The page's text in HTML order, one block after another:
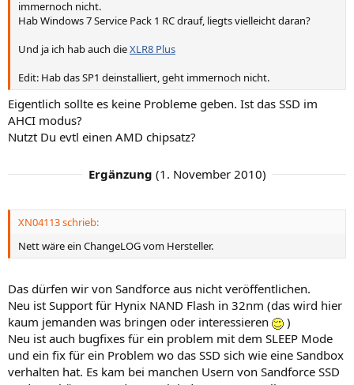
immernoch nicht.
Hab Windows 7 Service Pack 1 RC drauf, liegts vielleicht daran?
Und ja ich hab auch dieXLR8 Plus
Edit: Hab das SP1 deinstalliert, geht immernoch nicht.
Eigentlich sollte es keine Probleme geben. Ist das SSD im
AHCI modus?
Nutzt Du evtl einen AMD chipsatz?
Ergänzung (1. November 2010)
XN04113 schrieb:
Nett wäre ein ChangeLOG vom Hersteller.
Das dürfen wir von Sandforce aus nicht veröffentlichen.
Neu ist Support für Hynix NAND Flash in 32nm (das wird hier
kaum jemanden was bringen oder interessieren
)
Neu ist auch bugfixes für ein problem mit dem SLEEP Mode
und ein fix für ein Problem wo das SSD sich wie eine Sandbox
verhalten hat. Es kam bei manchen Usern von Sandforce SSD